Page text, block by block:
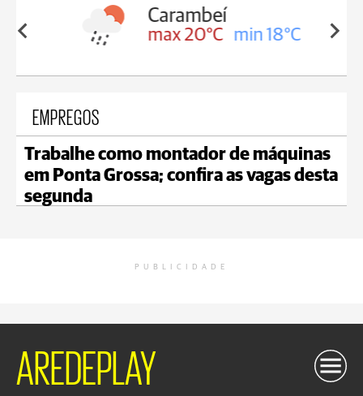
18°C
Carambeí
max 20°C min 18°C
EMPREGOS
Trabalhe como montador de máquinas
em Ponta Grossa; confira as vagas desta
segunda
PUBLICIDADE
AREDEPLAY